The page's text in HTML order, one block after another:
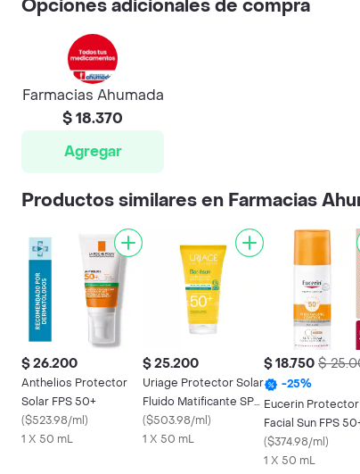
Opciones adicionales de compra
Farmacias Ahumada
$ 18.370
Agregar
Productos similares en Farmacias
$ 26.200
Anthelios Protector
Solar FPS 50+
($523.98/ml)
1 X 50 mL
$ 25.200
Uriage Protector Solar
Fluido Matificante SPF
50
($503.98/ml)
1 X 50 mL
$ 18.750 $
-25%
Eucerin Protector
Facial Sun FPS
($374.98/ml)
1 X 50 mL